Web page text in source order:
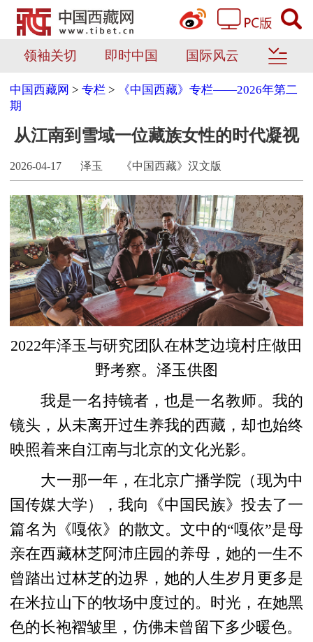
领袖关切 即时中国 国际风云
中国西藏网 >专栏 >
《中国西藏》专栏——2026年第二
期
从江南到雪域一位藏族女性的时代凝视
2026-04-17 泽玉 《中国西藏》汉文版
2022年泽玉与研究团队在林芝边境村庄做田
野考察。泽玉供图
我是一名持镜者，也是一名教师。我的
镜头，从未离开过生养我的西藏，却也始终
映照着来自江南与北京的文化光影。
大一那一年，在北京广播学院（现为中
国传媒大学），我向《中国民族》投去了一
篇名为《嘎依》的散文。文中的“嘎依”是母
亲在西藏林芝阿沛庄园的养母，她的一生不
曾踏出过林芝的边界，她的人生岁月更多是
在米拉山下的牧场中度过的。时光，在她黑
色的长袍褶皱里，仿佛未曾留下多少暖色。